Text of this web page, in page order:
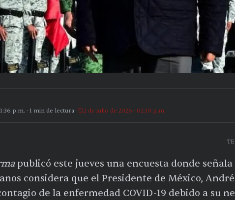
p.m. · 1 min de lectura 2 de julio de 2026 · 02:10 p.m.
publicó este jueves una encuesta donde señala
considera que el Presidente de México,
de la enfermedad COVID-19 debido a su